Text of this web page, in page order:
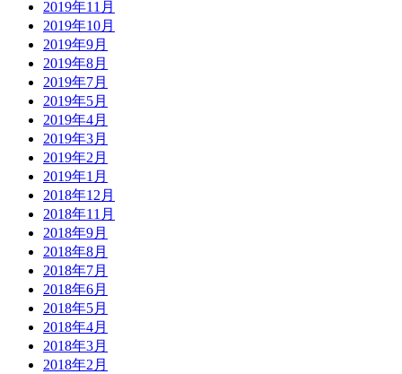
2019年11月
2019年10月
2019年9月
2019年8月
2019年7月
2019年5月
2019年4月
2019年3月
2019年2月
2019年1月
2018年12月
2018年11月
2018年9月
2018年8月
2018年7月
2018年6月
2018年5月
2018年4月
2018年3月
2018年2月